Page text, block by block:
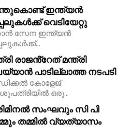
ഇന്ത്യൻ
വെടിയേറ്റു
സേന ഇന്ത്യൻ
രാജൻ്റേത് മന്ത്രി
പാടില്ലാത്ത നടപടി
കോളേജ്
ഒരു...
സംഘവും സി പി
തമ്മിൽ വ്യത്യാസം